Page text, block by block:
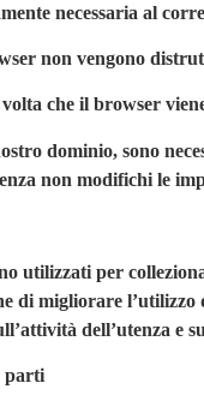
necessaria al
non vengono
che il browser
dominio, sono
non modifichi le
utilizzati per
di migliorare
dell’utenza e
parti